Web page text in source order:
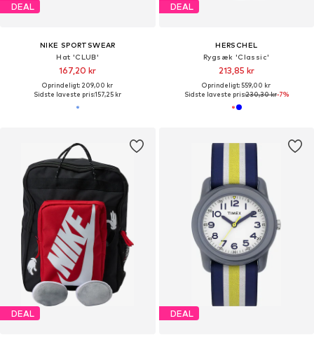
DEAL
NIKE SPORTSWEAR
Hat 'CLUB'
167,20 kr
Oprindeligt: 209,00 kr
Sidste laveste pris:157,25 kr
DEAL
HERSCHEL
Rygsæk 'Classic'
213,85 kr
Oprindeligt: 559,00 kr
Sidste laveste pris:230,30 kr-7%
DEAL DEAL